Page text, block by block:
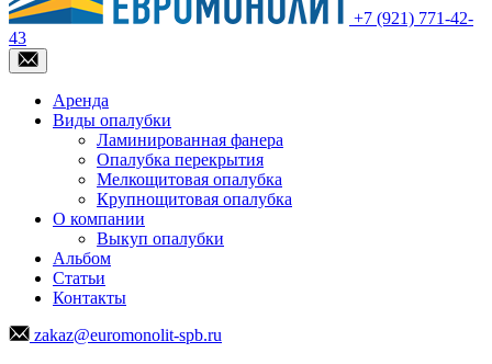
+7 (921) 771-42-
43
Аренда
Виды опалубки
Ламинированная фанера
Опалубка перекрытия
Мелкощитовая опалубка
Крупнощитовая опалубка
О компании
Выкуп опалубки
Альбом
Статьи
Контакты
zakaz@euromonolit-spb.ru